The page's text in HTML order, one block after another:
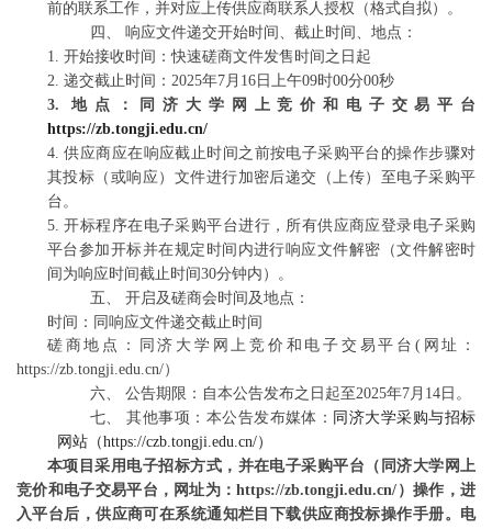
前的联系工作，并对应上传供应商联系人授权（格式自拟）。
四、 响应文件递交开始时间、截止时间、地点：
1. 开始接收时间：快速磋商文件发售时间之日起
2. 递交截止时间： 2025年7月 16 日 上午09时00分00秒
3. 地点：同济大学网上竞价和电子交易平台
https://zb.tongji.edu.cn/
4.供应商应在响应截止时间之前按电子采购平台的操作步骤对
其投标（或响应）文件进行加密后递交（上传）至电子采购平
台。
5.开标程序在电子采购平台进行，所有供应商应登录电子采购
平台参加开标并在规定时间内进行响应文件解密（文件解密时
间为响应时间截止时间30分钟内 ）。
五、 开启及磋商会时间及地点：
时间：同响应文件递交截止时间
磋商地点：同济大学网上竞价和电子交易平台 (网址：
https://zb.tongji.edu.cn/）
六、 公告期限：自本公告发布之日起至2025年7月 14 日。
七、其他事项：本公告发布媒体： 同济大学采购与招标
网站（https://czb.tongji.edu.cn/）
本项目采用电子招标方式，并在电子采购平台（同济大学网上
竞价和电子交易平台，网址为：https://zb.tongji.edu.cn/）操作，进
入平台后，供应商可在系统通知栏目下载供应商投标操作手册。电